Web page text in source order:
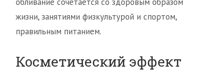
жизни, занятиями физкультурой и спортом,
правильным питанием.
Косметический эффект